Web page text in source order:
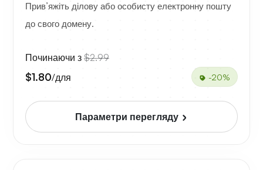
Прив’яжіть ділову або особисту електронну пошту
до свого домену.
Починаючи з $2.99
$1.80/для -20%
Параметри перегляду